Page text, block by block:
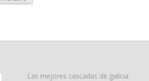
Las mejores cascadas de galicia